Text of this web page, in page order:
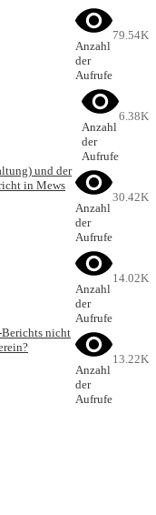
Anzahl
der
Aufrufe
79.54K
Anzahl
der
Aufrufe
6.38K
und der
in Mews
Anzahl
der
Aufrufe
30.42K
Anzahl
der
Aufrufe
14.02K
Berichts nicht
Anzahl
der
Aufrufe
13.22K